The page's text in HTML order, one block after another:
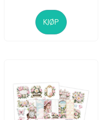
KJØP